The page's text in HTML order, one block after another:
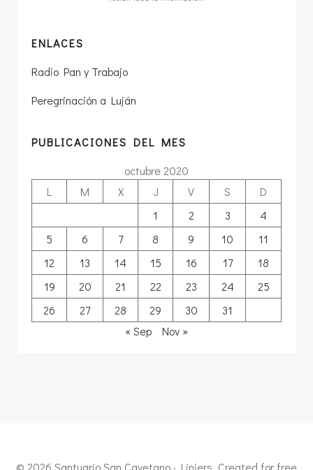
ENLACES
Radio Pan y Trabajo
Peregrinación a Luján
PUBLICACIONES DEL MES
octubre 2020
L
M X J V S
D
1
2 3
4
5
6 7 8 9 10
11
12
13 14 15 16 17
18
19
20 21 22 23 24
25
26
27 28 29 30
31
« Sep
Nov »
© 2026 Santuario San Cayetano · Liniers. Created for free